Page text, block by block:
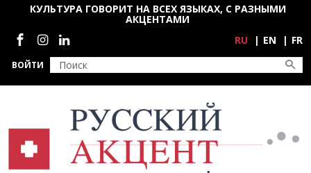
Перейти к основному содержанию
ВОЙТИ
КУЛЬТУРА ГОВОРИТ НА ВСЕХ ЯЗЫКАХ, С РАЗНЫМИ
АКЦЕНТАМИ
Социальные сети
RU EN FR